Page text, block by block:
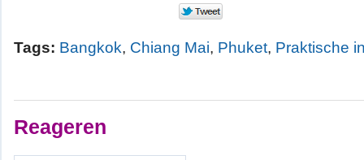
Tags: Bangkok, Chiang Mai, Phuket, Praktische
Reageren